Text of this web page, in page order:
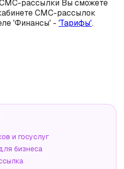
рассылки Вы сможете
СМС-рассылок
'Финансы' - 'Тарифы'.
и госуслуг
бизнеса